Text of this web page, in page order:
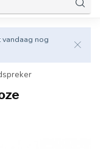
vandaag nog